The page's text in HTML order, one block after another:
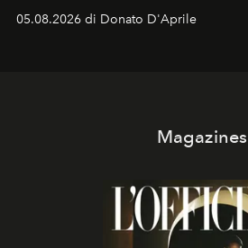
logomania pensata per la spiaggia
Kate, Claudia e Carla una dietro
05.08.2026 di Donato D'Aprile
Magazines